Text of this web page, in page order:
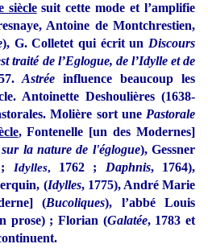
sièclesuit cette mode et l’amplifie
Antoine de Montchrestien,
), G. Colletet qui écrit un Discours
traité de l’Eglogue, de l’Idylle et de
Astrée influence beaucoup les
Antoinette Deshoulières (1638-
Molière sort une Pastorale
, Fontenelle [un des Modernes]
la nature de l'églogue), Gessner
; Idylles, 1762 ; Daphnis, 1764),
(Idylles, 1775), André Marie
(Bucoliques), l’abbé Louis
prose) ; Florian (Galatée, 1783 et